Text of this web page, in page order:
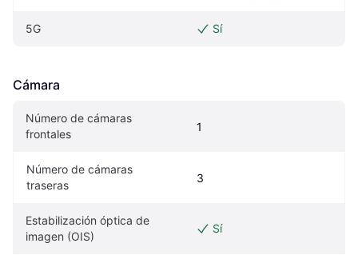
5G Sí
Cámara
Número de cámaras
frontales
1
Número de cámaras
traseras
3
Estabilización óptica de
imagen (OIS)
Sí